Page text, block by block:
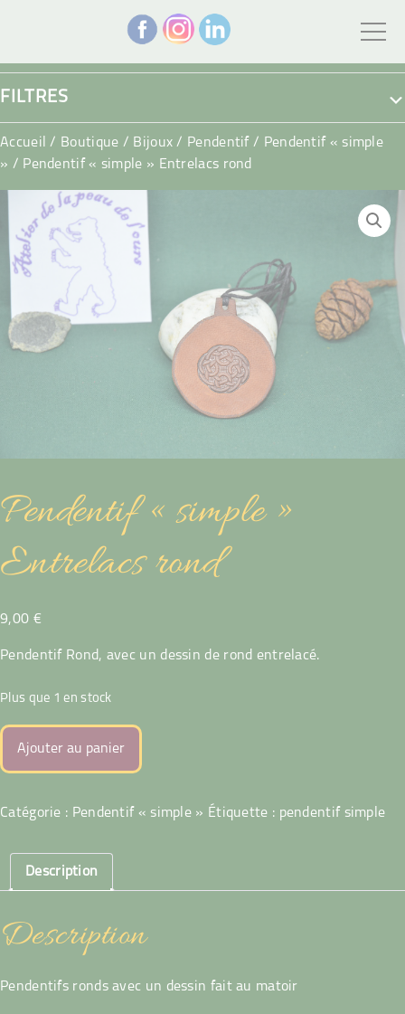
FILTRES
Accueil / Boutique / Bijoux / Pendentif / Pendentif « simple
» / Pendentif « simple » Entrelacs rond
Pendentif « simple »
Entrelacs rond
9,00 €
Pendentif Rond, avec un dessin de rond entrelacé.
Plus que 1 en stock
quantité
Pendentif
Entrelacs
Ajouter au panier
Catégorie : Pendentif « simple » Étiquette : pendentif simple
Description
Description
Pendentifs ronds avec un dessin fait au matoir